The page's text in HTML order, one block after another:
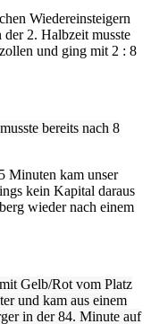
Wiedereinsteigern
2. Halbzeit musste
und ging mit 2 : 8
bereits nach 8
Minuten kam unser
kein Kapital daraus
wieder nach einem
Gelb/Rot vom Platz
und kam aus einem
in der 84. Minute auf